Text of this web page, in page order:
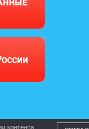
контента,